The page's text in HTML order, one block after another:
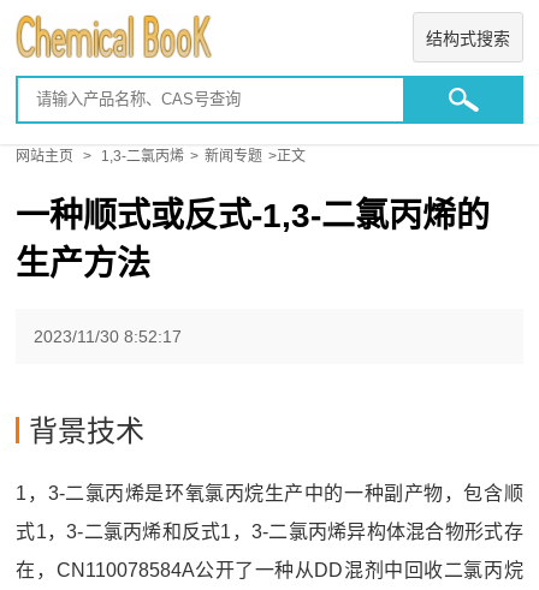
结构式搜索
网站主页 > 1,3-二氯丙烯 > 新闻专题 >正文
一种顺式或反式-1,3-二氯丙烯的
生产方法
2023/11/30 8:52:17
背景技术
1，3‑二氯丙烯是环氧氯丙烷生产中的一种副产物，包含顺
式1，3‑二氯丙烯和反式1，3‑二氯丙烯异构体混合物形式存
在，CN110078584A公开了一种从DD混剂中回收二氯丙烷